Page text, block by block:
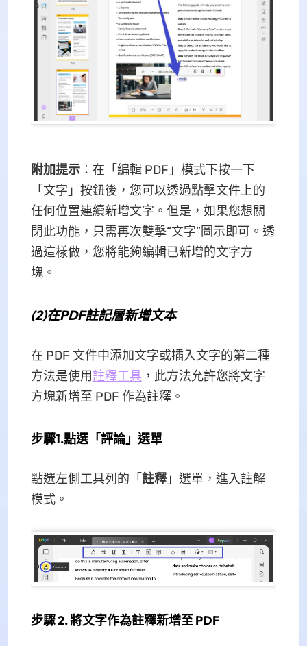
附加提示：在「編輯 PDF」模式下按一下
「文字」按鈕後，您可以透過點擊文件上的
任何位置連續新增文字。但是，如果您想關
閉此功能，只需再次雙擊“文字”圖示即可。透
過這樣做，您將能夠編輯已新增的文字方
塊。
(2)在PDF註記層新增文本
在 PDF 文件中添加文字或插入文字的第二種
方法是使用註釋工具 ，此方法允許您將文字
方塊新增至 PDF 作為註釋。
步驟1.點選「評論」選單
點選左側工具列的「 註釋」選單，進入註解
模式。
步驟 2. 將文字作為註釋新增至 PDF